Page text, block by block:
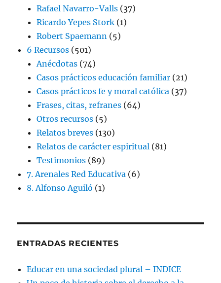
Rafael Navarro-Valls (37)
Ricardo Yepes Stork (1)
Robert Spaemann (5)
6 Recursos (501)
Anécdotas (74)
Casos prácticos educación familiar (21)
Casos prácticos fe y moral católica (37)
Frases, citas, refranes (64)
Otros recursos (5)
Relatos breves (130)
Relatos de carácter espiritual (81)
Testimonios (89)
7. Arenales Red Educativa (6)
8. Alfonso Aguiló (1)
ENTRADAS RECIENTES
Educar en una sociedad plural – INDICE